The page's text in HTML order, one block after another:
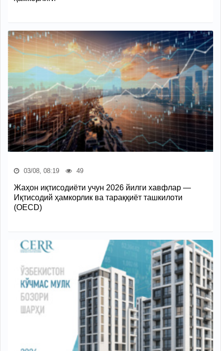
03/08, 08:19 49
Жаҳон иқтисодиёти учун 2026 йилги хавфлар —
Иқтисодий ҳамкорлик ва тараққиёт ташкилоти
(OECD)